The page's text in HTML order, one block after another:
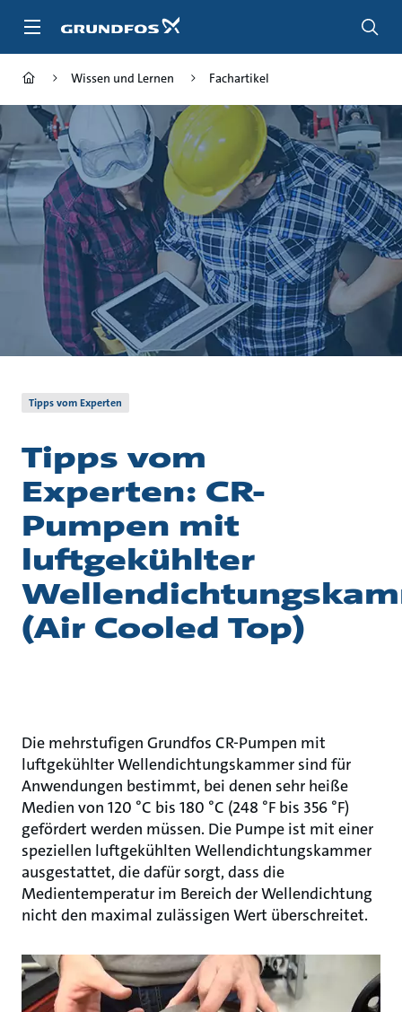
Inhalt
Wissen und Lernen Fachartikel
Tipps vom Experten
Tipps vom
Experten: CR-
Pumpen mit
luftgekühlter
(Air Cooled Top)
Die mehrstufigen Grundfos CR-Pumpen mit
luftgekühlter Wellendichtungskammer sind für
Anwendungen bestimmt, bei denen sehr heiße
Medien von 120 °C bis 180 °C (248 °F bis 356 °F)
gefördert werden müssen. Die Pumpe ist mit einer
speziellen luftgekühlten Wellendichtungskammer
ausgestattet, die dafür sorgt, dass die
Medientemperatur im Bereich der Wellendichtung
nicht den maximal zulässigen Wert überschreitet.